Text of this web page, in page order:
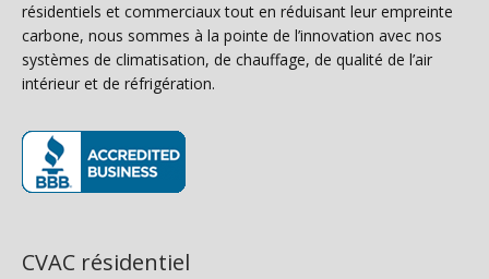
résidentiels et commerciaux tout en réduisant leur empreinte
carbone, nous sommes à la pointe de l’innovation avec nos
systèmes de climatisation, de chauffage, de qualité de l’air
intérieur et de réfrigération.
CVAC résidentiel